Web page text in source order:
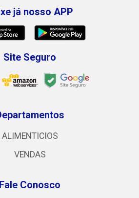
já nosso APP
Site Seguro
ALIMENTICIOS
VENDAS
Fale Conosco